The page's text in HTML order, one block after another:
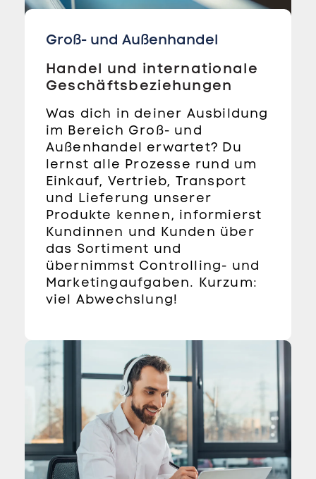
Groß- und Außenhandel
Handel und internationale
Geschäftsbeziehungen
Was dich in deiner Ausbildung
im Bereich Groß- und
Außenhandel erwartet? Du
lernst alle Prozesse rund um
Einkauf, Vertrieb, Transport
und Lieferung unserer
Produkte kennen, informierst
Kundinnen und Kunden über
das Sortiment und
übernimmst Controlling- und
Marketingaufgaben. Kurzum:
viel Abwechslung!